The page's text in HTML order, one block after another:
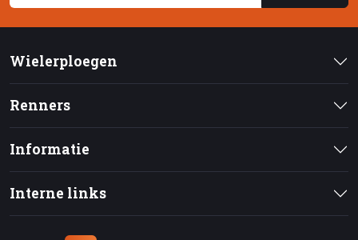
Wielerploegen
Renners
Informatie
Interne links